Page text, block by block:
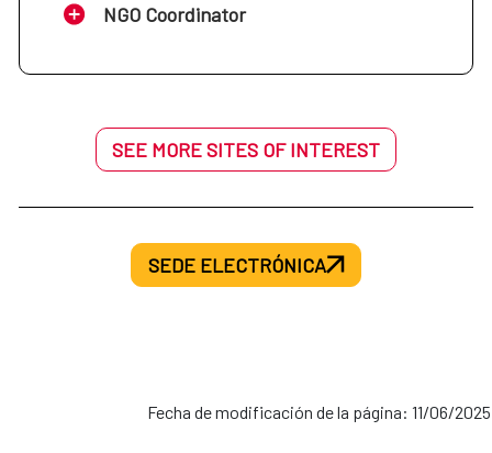
NGO Coordinator
SEE MORE SITES OF INTEREST
SEDE ELECTRÓNICA
Fecha de modificación de la página: 11/06/2025